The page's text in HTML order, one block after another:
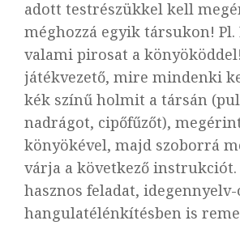
adott testrészükkel kell
méghozzá egyik társukon!
valami pirosat a
játékvezető, mire mindenki
kék színű holmit a társán
nadrágot, cipőfűzőt),
könyökével, majd szoborrá
várja a következő instrukciót.
hasznos feladat,
hangulatélénkítésben is